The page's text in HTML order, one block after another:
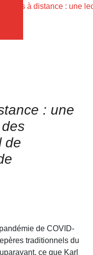
: une
de
de COVID-
traditionnels du
ce que Karl